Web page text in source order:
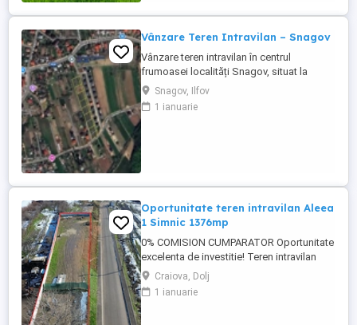
Se accepta ca si modalitate ...
Vânzare Teren Intravilan – Snagov
Vânzare teren intravilan în centrul
frumoasei localități Snagov, situat la
liziera pădurii cu același nume. Acces
rapid la Autostrada A3! Detalii: Indici
urbanistici: POT 40%, CUT 1,2 Regim de
Snagov, Ilfov
1 ianuarie
Oportunitate teren intravilan Aleea
1 Simnic 1376mp
0% COMISION CUMPARATOR Oportunitate
excelenta de investitie! Teren intravilan
1.376 mp, rezultand un pret per mp de 95
euro, intr-o zona in expansiune, cu toate
utilitatile si acces din drum asfaltat. Ideal
Craiova, Dolj
1 ianuarie